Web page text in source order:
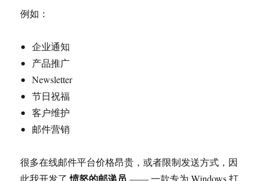
例如：
企业通知
产品推广
Newsletter
节日祝福
客户维护
邮件营销
很多在线邮件平台价格昂贵，或者限制发送方式，因
此我开发了愤怒的邮递员 —— 一款专为 Windows 打